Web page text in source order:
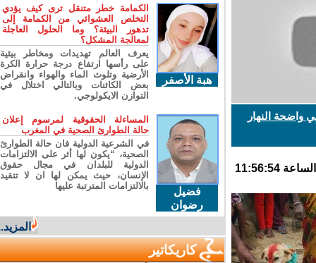
النهار
هبة الأصفر
الكمامة خطر متنقل ترى كيف يؤدي
التخلص العشوائي من الكمامة إلى
تدهور البيئة؟ وما الحلول العاجلة
لمعالجة المشكل؟
يعرف العالم تهديدات ومخاطر بيئية
على رأسها ارتفاع درجة حرارة الكرة
الأرضية وتلوث الماء والهواء وانقراض
بعض الكائنات وبالتالي اختلال في
التوازن الايكولوجي.
فضيل
رضوان
المساءلة الحقوقية لمرسوم إعلان
حالة الطوارئ الصحية في المغرب
في الشرعية الدولية فان حالة الطوارئ
الصحية، “يكون لها أثر على الالتزامات
الدولية للبلدان في مجال حقوق
الإنسان، حيث يمكن لها ان لا تتقيد
بالالتزامات المترتبة عليها
المزيد...
كاريكاتير